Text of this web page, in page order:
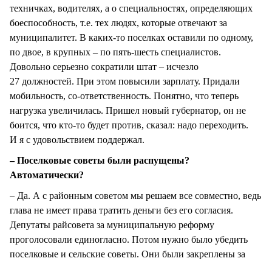
техничках, водителях, а о специальностях, определяющих
боеспособность, т.е. тех людях, которые отвечают за
муниципалитет. В каких-то поселках оставили по одному,
по двое, в крупных – по пять-шесть специалистов.
Довольно серьезно сократили штат – исчезло
27 должностей. При этом повысили зарплату. Придали
мобильность, со-ответственность. Понятно, что теперь
нагрузка увеличилась. Пришел новый губернатор, он не
боится, что кто-то будет против, сказал: надо переходить.
И я с удовольствием поддержал.
– Поселковые советы были распущены?
Автоматически?
– Да. А с районным советом мы решаем все совместно, ведь
глава не имеет права тратить деньги без его согласия.
Депутаты райсовета за муниципальную реформу
проголосовали единогласно. Потом нужно было убедить
поселковые и сельские советы. Они были закреплены за